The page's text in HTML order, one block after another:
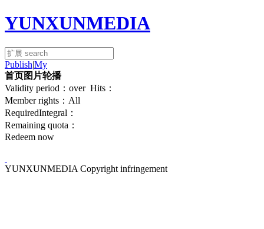
YUNXUNMEDIA
Publish|My
首页图片轮播
Validity period： overHits：
Member rights：All
RequiredIntegral：
Remaining quota：
Redeem now
YUNXUNMEDIA Copyright infringement